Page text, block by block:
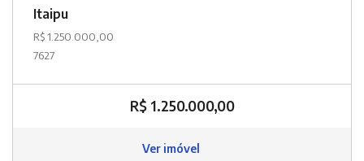
Itaipu
R$ 1.250.000,00
7627
R$ 1.250.000,00
Ver imóvel